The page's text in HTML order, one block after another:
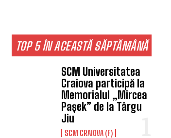
TOP 5 ÎN ACEASTĂ SĂPTĂMÂNĂ
SCM Universitatea
Craiova participă la
Memorialul „Mircea
Pașek” de la Târgu
Jiu
SCM CRAIOVA (F)